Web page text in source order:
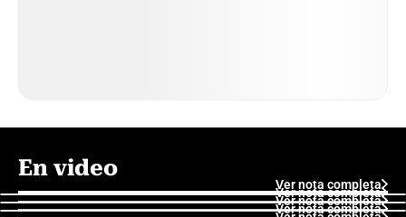
En video
Ver nota completa
Ver nota completa
Ver nota completa
Ver nota completa